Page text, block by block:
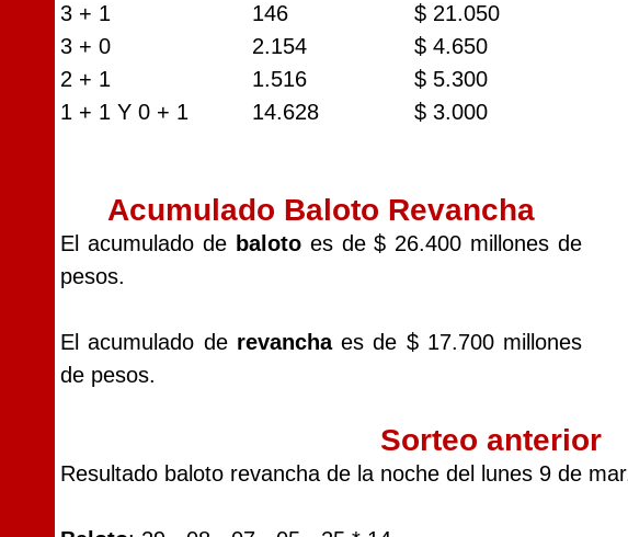
3 + 1
146 $ 21.050
3 + 0
2.154 $ 4.650
2 + 1
1.516 $ 5.300
1 + 1 Y 0 + 1
14.628 $ 3.000
Acumulado Baloto Revancha
El acumulado de balotoes de $ 26.400 millones de
pesos.
El acumulado de revanchaes de $ 17.700 millones
de pesos.
Sorteo anterior
Resultado baloto revancha de la noche del lunes 9 de